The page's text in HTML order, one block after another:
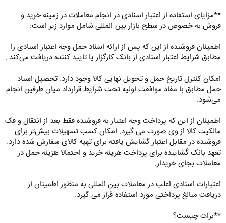
**مزایای استفاده از اعتبار اسنادی در انجام معاملات در زمینه خرید و
فروش به خصوص در سطح بازار بین المللی شامل موارد زیر است:
اطمینان فروشنده از این که پس از ارائه اسناد حمل وجه اعتبار اسنادی را
مطابق شرایط اعتبار اسنادی از بانک کارگزار یا تایید کننده دریافت می‌کند .
امکان کنترل تاریخ حمل و تحویل نهایی کالا وجود دارد. تحصیل اسناد
حمل مطابق با مفاد موافقت اولیه تحت شرایط قرارداد میان طرفین انجام
می‌شود.
اطمینان از این که پرداخت وجه اعتبار به فروشنده فقط بعد از انتقال و فک
مالکیت کالا از وی صورت می گیرد. امکان کسب تسهیلات بیش‌تر برای
فروشنده در مقابل اعتبار گشایش یافته برای تهیه کالای سفارش شده دارد.
تعهد بانک گشاینده برای پرداخت هرینه خرید و احتمالا هزینه حمل در
معاملات بجای خریدار.
اعتبارات اسنادی اغلب در معاملات بین المللی به منظور اطمینان از
دریافت مبالغ پرداختی مورد استفاده قرار می گیرد.
**برات چیست؟